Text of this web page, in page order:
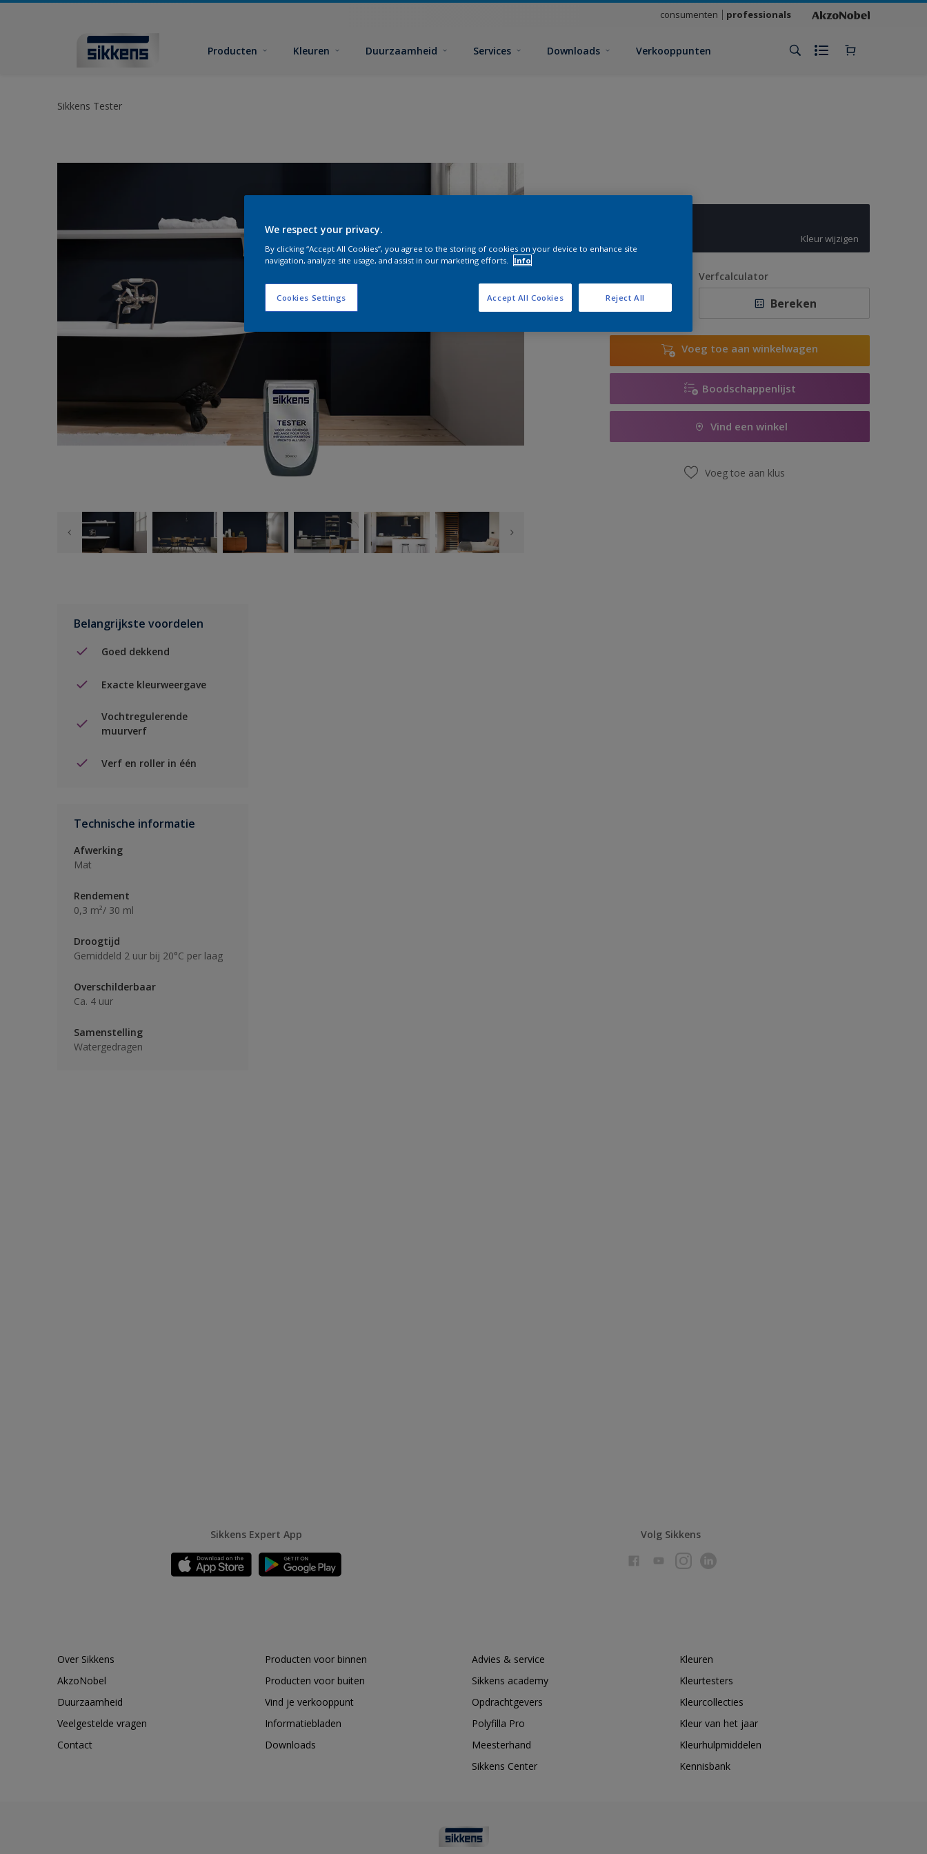
consumenten professionals
Producten Kleuren Duurzaamheid Services Downloads Verkooppunten
Sikkens Tester
Kleur wijzigen
Verfcalculator
Bereken
Voeg toe aan winkelwagen
Boodschappenlijst
Vind een winkel
Voeg toe aan klus
Belangrijkste voordelen
Goed dekkend
Exacte kleurweergave
Vochtregulerende
muurverf
Verf en roller in één
Technische informatie
Afwerking
Mat
Rendement
0,3 m²/ 30 ml
Droogtijd
Gemiddeld 2 uur bij 20°C per laag
Overschilderbaar
Ca. 4 uur
Samenstelling
Watergedragen
Sikkens Expert App Volg Sikkens
Over Sikkens
AkzoNobel
Duurzaamheid
Veelgestelde vragen
Contact
Producten voor binnen
Producten voor buiten
Vind je verkooppunt
Informatiebladen
Downloads
Advies & service
Sikkens academy
Opdrachtgevers
Polyfilla Pro
Meesterhand
Sikkens Center
Kleuren
Kleurtesters
Kleurcollecties
Kleur van het jaar
Kleurhulpmiddelen
Kennisbank
We respect your privacy.
By clicking “Accept All Cookies”, you agree to the storing of cookies on your device to enhance site
navigation, analyze site usage, and assist in our marketing efforts.
Info
Cookies Settings Reject All
Accept All Cookies